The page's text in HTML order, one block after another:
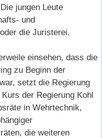
jungen Leute
und
die Juristerei.
einsehen, dass die
zu Beginn der
setzt die Regierung
der Regierung Kohl
in Wehrtechnik,
die weiteren